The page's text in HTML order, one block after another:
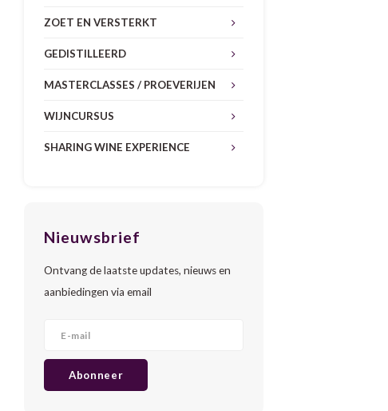
ZOET EN VERSTERKT
GEDISTILLEERD
MASTERCLASSES / PROEVERIJEN
WIJNCURSUS
SHARING WINE EXPERIENCE
Nieuwsbrief
Ontvang de laatste updates, nieuws en
aanbiedingen via email
Abonneer